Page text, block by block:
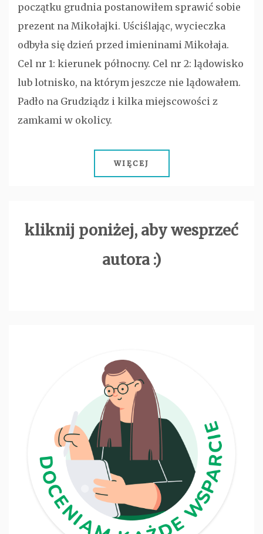
początku grudnia postanowiłem sprawić sobie
prezent na Mikołajki. Uściślając, wycieczka
odbyła się dzień przed imieninami Mikołaja.
Cel nr 1: kierunek północny. Cel nr 2: lądowisko
lub lotnisko, na którym jeszcze nie lądowałem.
Padło na Grudziądz i kilka miejscowości z
zamkami w okolicy.
WIĘCEJ
kliknij poniżej, aby wesprzeć
autora :)